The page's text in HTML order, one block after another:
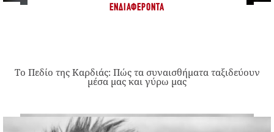
ΕΝΔΙΑΦΈΡΟΝΤΑ
Το Πεδίο της Καρδιάς: Πώς τα συναισθήματα ταξιδεύουν
μέσα μας και γύρω μας